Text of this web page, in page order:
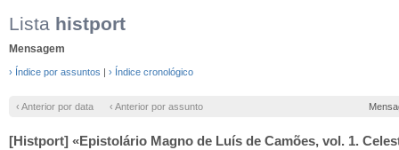
Lista histport
Mensagem
› Índice por assuntos | › Índice cronológico
‹ Anterior por data ‹ Anterior por assunto
[Histport] «Epistolário Magno de Luís de Camões, vol. 1.